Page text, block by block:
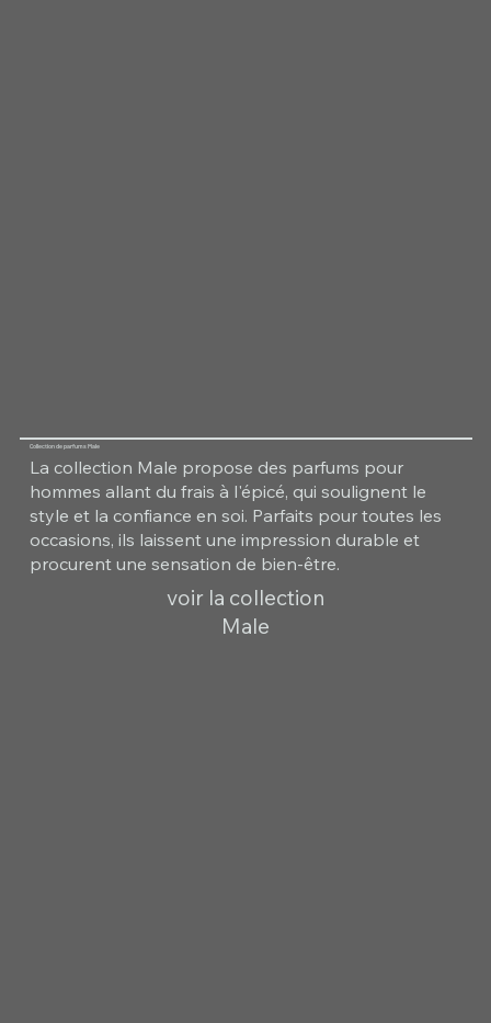
Collection de parfums Male
La collection Male propose des parfums pour
hommes allant du frais à l'épicé, qui soulignent le
style et la confiance en soi. Parfaits pour toutes les
occasions, ils laissent une impression durable et
procurent une sensation de bien-être.
voir la collection
Male